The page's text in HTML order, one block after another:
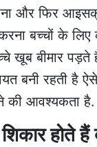
और फिर
बच्चों के लिए
खूब बीमार पड़ते
बनी रहती है
की आवश्यकता है.
होते हैं